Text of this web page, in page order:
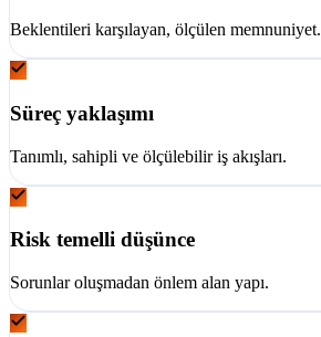
Beklentileri karşılayan, ölçülen memnuniyet.
Süreç yaklaşımı
Tanımlı, sahipli ve ölçülebilir iş akışları.
Risk temelli düşünce
Sorunlar oluşmadan önlem alan yapı.